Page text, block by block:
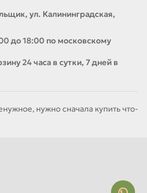
ул. Калининградская,
до 18:00 по московскому
24 часа в сутки, 7 дней в
нужно сначала купить что-